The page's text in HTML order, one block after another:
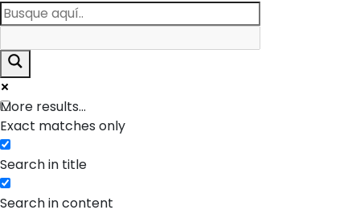
More results...
Exact matches only
Search in title
Search in content